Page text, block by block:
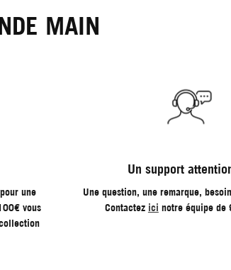
MAIN
une
vous
Un support
Une question, une remarque,
Contactez ici notre équipe de